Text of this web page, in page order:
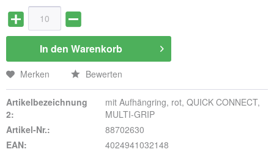
In den Warenkorb
Merken Bewerten
Artikelbezeichnung
2:
mit Aufhängring, rot, QUICK CONNECT,
MULTI-GRIP
Artikel-Nr.:
88702630
EAN:
4024941032148